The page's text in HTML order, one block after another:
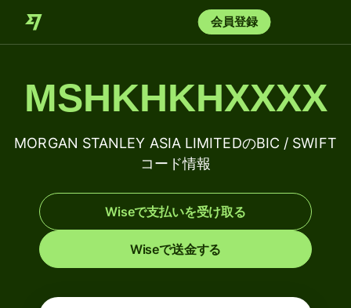
会員登録
MSHKHKHXXXX
MORGAN STANLEY ASIA LIMITEDのBIC / SWIFT
コード情報
Wiseで支払いを受け取る
Wiseで送金する